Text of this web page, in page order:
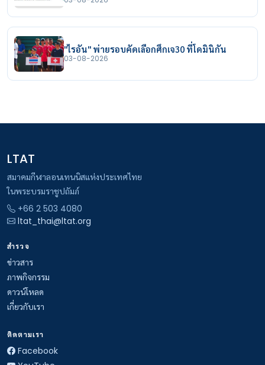
"ไรอัน" พ่ายรอบคัดเลือกศึกเจ30 ที่โดมินิกัน
03-08-2026
LTAT
สมาคมกีฬาลอนเทนนิสแห่งประเทศไทย
ในพระบรมราชูปถัมภ์
+66 2 503 4080
ltat_thai@ltat.org
สำรวจ
ข่าวสาร
ภาพกิจกรรม
ดาวน์โหลด
เกี่ยวกับเรา
ติดตามเรา
Facebook